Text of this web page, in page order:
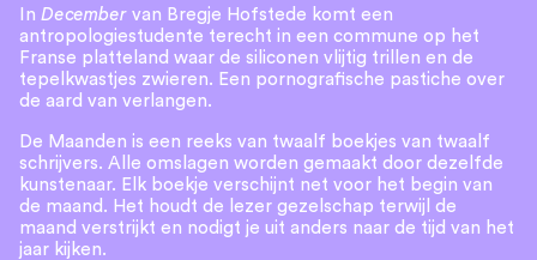
In Decembervan Bregje Hofstede komt een
antropologiestudente terecht in een commune op het
Franse platteland waar de siliconen vlijtig trillen en de
tepelkwastjes zwieren. Een pornografische pastiche over
de aard van verlangen.
De Maanden is een reeks van twaalf boekjes van twaalf
schrijvers. Alle omslagen worden gemaakt door dezelfde
kunstenaar. Elk boekje verschijnt net voor het begin van
de maand. Het houdt de lezer gezelschap terwijl de
maand verstrijkt en nodigt je uit anders naar de tijd van het
jaar kijken.